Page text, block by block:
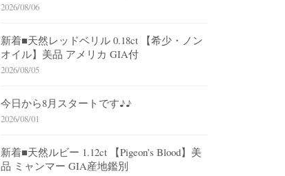
2026/08/06
新着■天然レッドベリル 0.18ct 【希少・ノン
オイル】美品 アメリカ GIA付
2026/08/05
今日から8月スタートです♪♪
2026/08/01
新着■天然ルビー 1.12ct 【Pigeon’s Blood】美
品 ミャンマー GIA産地鑑別